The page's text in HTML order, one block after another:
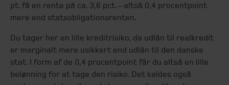
pt. få en rente på ca. 3,6 pct. – altså 0,4 procentpoint
mere end statsobligationsrenten.
Du tager her en lille kreditrisiko, da udlån til realkredit
er marginalt mere usikkert end udlån til den danske
stat. I form af de 0,4 procentpoint får du altså en lille
belønning for at tage den risiko. Det kaldes også